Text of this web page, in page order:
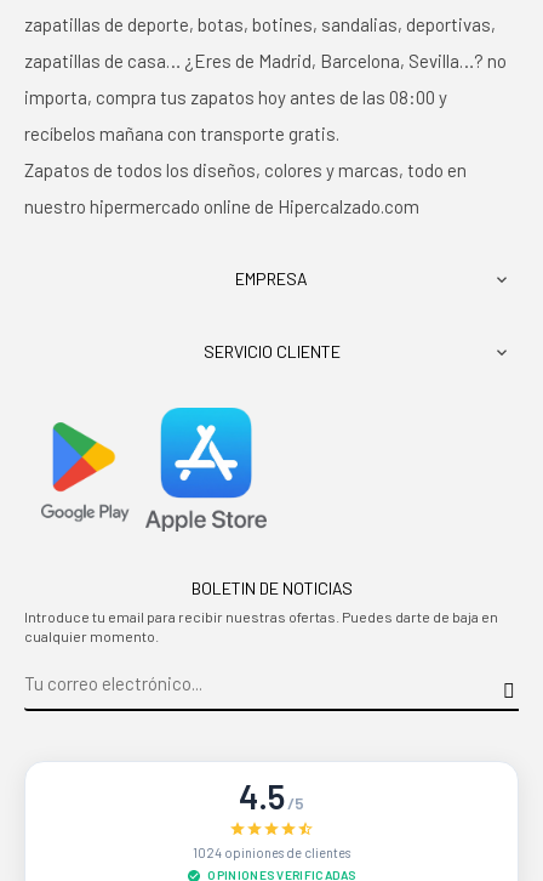
zapatillas de deporte, botas, botines, sandalias, deportivas,
zapatillas de casa… ¿Eres de Madrid, Barcelona, Sevilla…? no
importa, compra tus zapatos hoy antes de las 08:00 y
recíbelos mañana con transporte gratis.
Zapatos de todos los diseños, colores y marcas, todo en
nuestro hipermercado online de Hipercalzado.com
EMPRESA 
SERVICIO CLIENTE 
BOLETIN DE NOTICIAS
Introduce tu email para recibir nuestras ofertas. Puedes darte de baja en
cualquier momento.
4.5/5
1024 opiniones de clientes
OPINIONES VERIFICADAS